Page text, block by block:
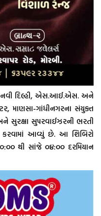
દિલ્હી, એસ.આઈ.એસ. અને
માણસા-ગાંધીનગરના સંયુક્ત
સુરક્ષા સુપરવાઈઝરની ભરતી
આવ્યું છે. આ શિબિરો
થી સાંજે ૦૪:૦૦ દરમિયાન